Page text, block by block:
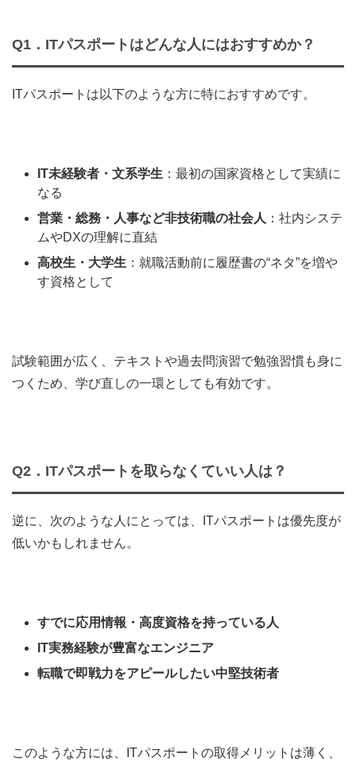
Q1．ITパスポートはどんな人にはおすすめか？
ITパスポートは以下のような方に特におすすめです。
IT未経験者・文系学生 ：最初の国家資格として実績に
なる
営業・総務・人事など非技術職の社会人 ：社内システ
ムやDXの理解に直結
高校生・大学生 ：就職活動前に履歴書の“ネタ”を増や
す資格として
試験範囲が広く、テキストや過去問演習で勉強習慣も身に
つくため、学び直しの一環としても有効です。
Q2．ITパスポートを取らなくていい人は？
逆に、次のような人にとっては、ITパスポートは優先度が
低いかもしれません。
すでに応用情報・高度資格を持っている人
IT実務経験が豊富なエンジニア
転職で即戦力をアピールしたい中堅技術者
このような方には、ITパスポートの取得メリットは薄く、